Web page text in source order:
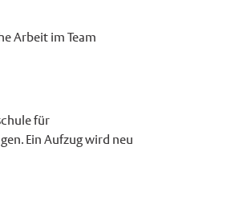
Arbeit im Team
für
Ein Aufzug wird neu